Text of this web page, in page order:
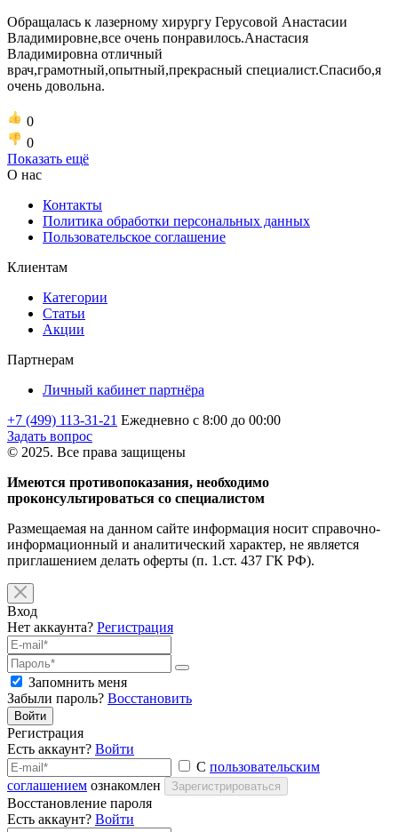
Обращалась к лазерному хирургу Герусовой Анастасии
Владимировне,все очень понравилось.Анастасия
Владимировна отличный
врач,грамотный,опытный,прекрасный специалист.Спасибо,я
очень довольна.
0
0
Показать ещё
О нас
Контакты
Политика обработки персональных данных
Пользовательское соглашение
Клиентам
Категории
Статьи
Акции
Партнерам
Личный кабинет партнёра
+7 (499) 113-31-21 Ежедневно с 8:00 до 00:00
Задать вопрос
© 2025. Все права защищены
Имеются противопоказания, необходимо
проконсультироваться со специалистом
Размещаемая на данном сайте информация носит справочно-
информационный и аналитический характер, не является
приглашением делать оферты (п. 1.ст. 437 ГК РФ).
Вход
Нет аккаунта? Регистрация
Запомнить меня
Забыли пароль? Восстановить
Войти
Регистрация
Есть аккаунт? Войти
С пользовательским
соглашением ознакомлен Зарегистрироваться
Восстановление пароля
Есть аккаунт? Войти